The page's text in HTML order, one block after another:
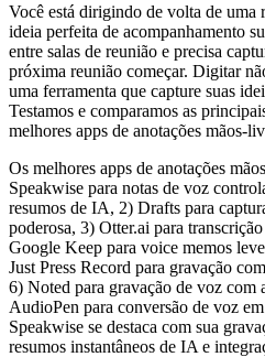
Você está dirigindo de volta de uma
ideia perfeita de acompanhamento
entre salas de reunião e precisa
próxima reunião começar. Digitar
uma ferramenta que capture suas
Testamos e comparamos as
melhores apps de anotações mãos-
Os melhores apps de anotações
Speakwise para notas de voz
resumos de IA, 2) Drafts para
poderosa, 3) Otter.ai para
Google Keep para voice memos
Just Press Record para gravação
6) Noted para gravação de voz com
AudioPen para conversão de voz
Speakwise se destaca com sua
resumos instantâneos de IA e